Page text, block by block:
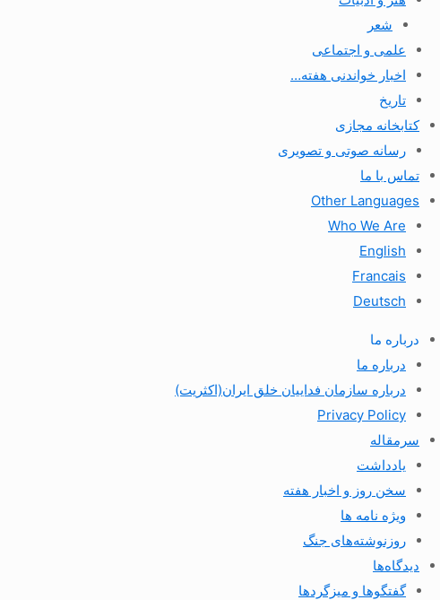
شعر
علمی و اجتماعی
اخبار خواندنی هفته…
تاریخ
کتابخانه مجازی
رسانه صوتی و تصویری
تماس با ما
Other Languages
Who We Are
English
Francais
Deutsch
درباره ما
درباره ما
درباره سازمان فداییان خلق ایران(اکثریت)
Privacy Policy
سرمقاله
یادداشت
سخن روز و اخبار هفته
ویژه نامه ها
روزنوشته‌های جنگ
دیدگاه‌ها
گفتگوها و میزگردها